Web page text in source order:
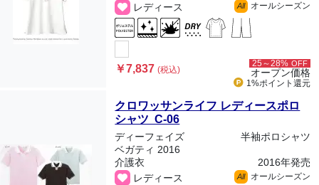
レディース
All オールシーズン
￥7,837(税込)
25～28% OFF
オープン価格
1%ポイント 還元
クロワッサンライフ レディースポロ
シャツ C-06
ディーフェイズ
半袖ポロシャツ
ベガティ 2016
介護衣
2016年発売
レディース
All オールシーズン